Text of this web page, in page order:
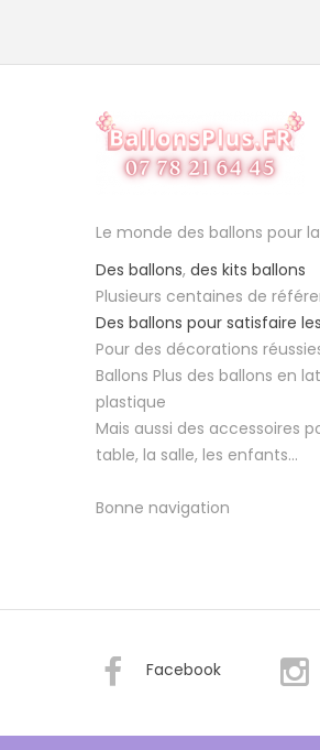
Le monde des ballons pour
Des ballons, des kits ballons
Plusieurs centaines de
Des ballons pour satisfaire
Pour des décorations
Ballons Plus des ballons en
plastique
Mais aussi des accessoires
table, la salle, les enfants...
Bonne navigation
Facebook